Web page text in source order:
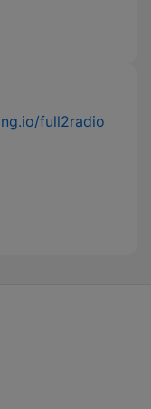
full2radio